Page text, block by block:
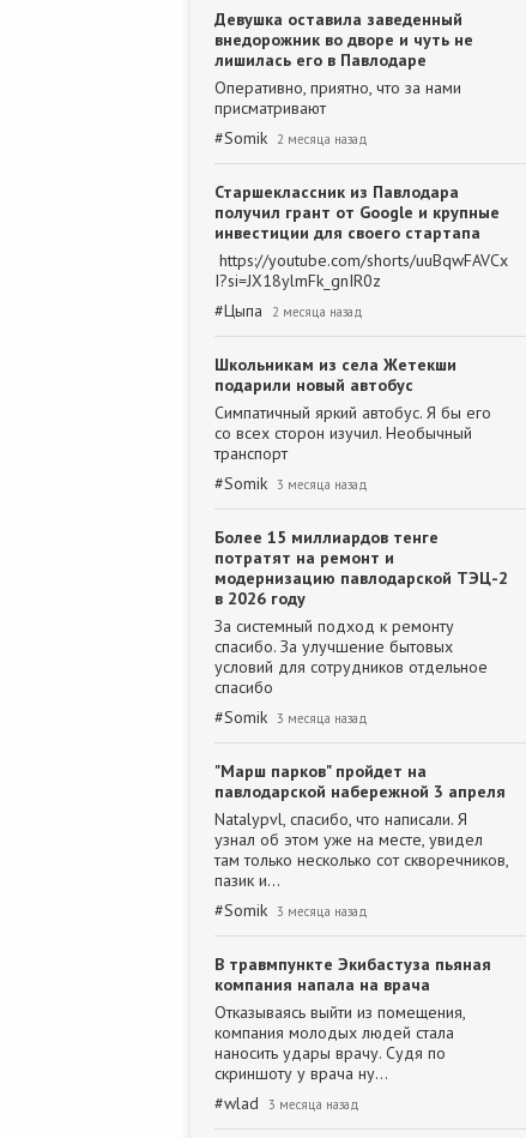
Девушка оставила заведенный
внедорожник во дворе и чуть не
лишилась его в Павлодаре
Оперативно, приятно, что за нами
присматривают
#Somik 2 месяца назад
Старшеклассник из Павлодара
получил грант от Google и крупные
инвестиции для своего стартапа
https://youtube.com/shorts/uuBqwFAVCx
I?si=JX18ylmFk_gnIR0z
#Цыпа 2 месяца назад
Школьникам из села Жетекши
подарили новый автобус
Симпатичный яркий автобус. Я бы его
со всех сторон изучил. Необычный
транспорт
#Somik 3 месяца назад
Более 15 миллиардов тенге
потратят на ремонт и
модернизацию павлодарской ТЭЦ-2
в 2026 году
За системный подход к ремонту
спасибо. За улучшение бытовых
условий для сотрудников отдельное
спасибо
#Somik 3 месяца назад
"Марш парков" пройдет на
павлодарской набережной 3 апреля
Natalypvl, спасибо, что написали. Я
узнал об этом уже на месте, увидел
там только несколько сот скворечников,
пазик и…
#Somik 3 месяца назад
В травмпункте Экибастуза пьяная
компания напала на врача
Отказываясь выйти из помещения,
компания молодых людей стала
наносить удары врачу. Судя по
скриншоту у врача ну…
#wlad 3 месяца назад